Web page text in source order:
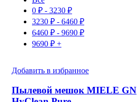
0 ₽ - 3230 ₽
3230 ₽ - 6460 ₽
6460 ₽ - 9690 ₽
9690 ₽ +
Добавить в избранное
Пылевой мешок MIELE GN